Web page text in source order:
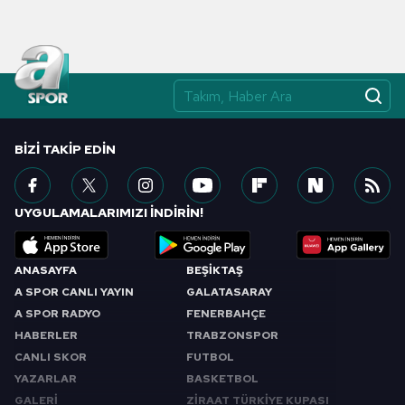
ANASAYFA
A SPOR CANLI YAYIN
A SPOR RADYO
HABERLER
CANLI SKOR
YAZARLAR
GALERİ
BEŞİKTAŞ
GALATASARAY
FENERBAHÇE
TRABZONSPOR
FUTBOL
BASKETBOL
ZİRAAT TÜRKİYE KUPASI
BIZI TAKIP EDIN
UYGULAMALARIMIZI İNDİRİN!